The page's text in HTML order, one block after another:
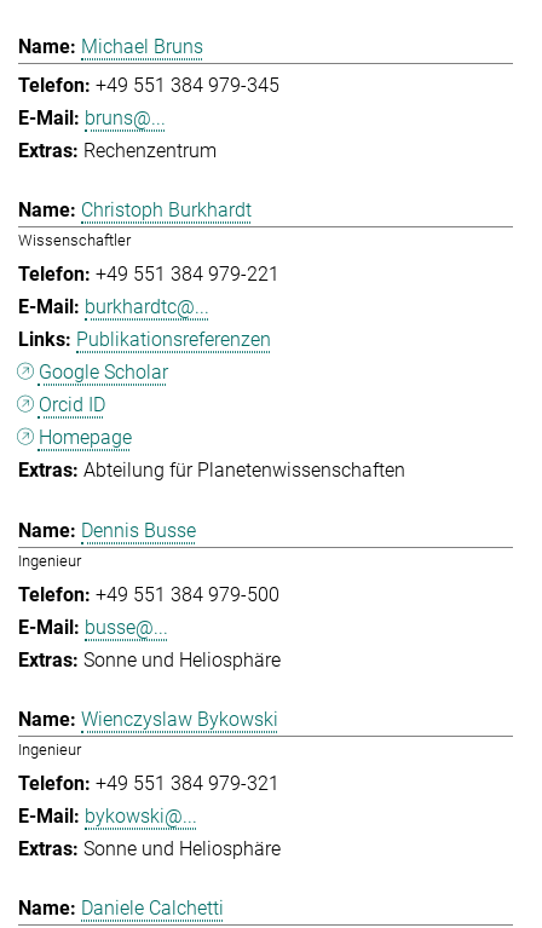
Michael Bruns
+49 551 384 979-345
bruns@...
Rechenzentrum
Christoph Burkhardt
Wissenschaftler
+49 551 384 979-221
burkhardtc@...
Publikationsreferenzen
Google Scholar
Orcid ID
Homepage
Abteilung für Planetenwissenschaften
Dennis Busse
Ingenieur
+49 551 384 979-500
busse@...
Sonne und Heliosphäre
Wienczyslaw Bykowski
Ingenieur
+49 551 384 979-321
bykowski@...
Sonne und Heliosphäre
Daniele Calchetti